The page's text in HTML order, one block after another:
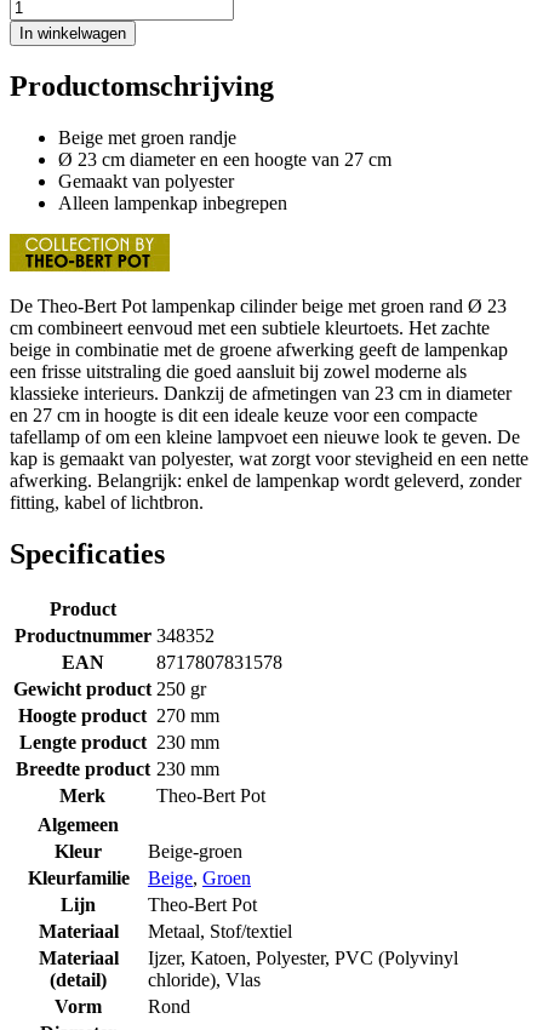
In winkelwagen
Productomschrijving
Beige met groen randje
Ø 23 cm diameter en een hoogte van 27 cm
Gemaakt van polyester
Alleen lampenkap inbegrepen
De Theo-Bert Pot lampenkap cilinder beige met groen rand Ø 23
cm combineert eenvoud met een subtiele kleurtoets. Het zachte
beige in combinatie met de groene afwerking geeft de lampenkap
een frisse uitstraling die goed aansluit bij zowel moderne als
klassieke interieurs. Dankzij de afmetingen van 23 cm in diameter
en 27 cm in hoogte is dit een ideale keuze voor een compacte
tafellamp of om een kleine lampvoet een nieuwe look te geven. De
kap is gemaakt van polyester, wat zorgt voor stevigheid en een nette
afwerking. Belangrijk: enkel de lampenkap wordt geleverd, zonder
fitting, kabel of lichtbron.
Specificaties
Product
Productnummer 348352
EAN
8717807831578
Gewicht product 250 gr
Hoogte product 270 mm
Lengte product 230 mm
Breedte product 230 mm
Merk
Theo-Bert Pot
Algemeen
Kleur
Beige-groen
Kleurfamilie
Beige, Groen
Lijn
Theo-Bert Pot
Materiaal
Metaal, Stof/textiel
Materiaal
(detail)
Ijzer, Katoen, Polyester, PVC (Polyvinyl
chloride), Vlas
Vorm
Rond